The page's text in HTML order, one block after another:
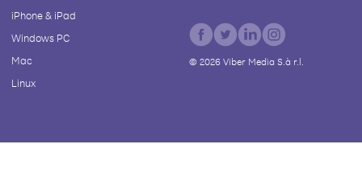
iPhone & iPad
Windows PC
Mac
Linux
© 2026Viber Media S.à r.l.